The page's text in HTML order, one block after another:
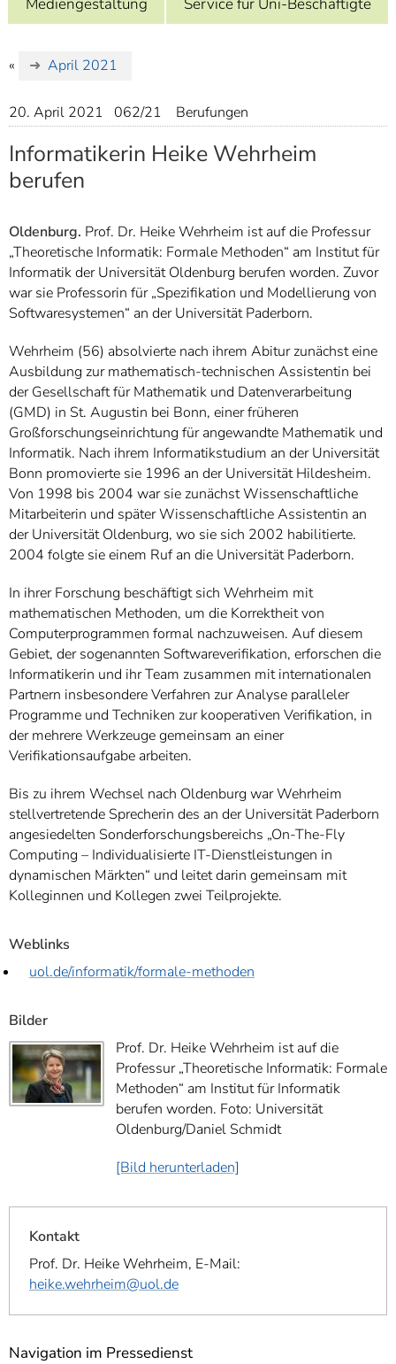
7]
Informationen zur
« April 2021
20. April 2021 062/21 Berufungen
Informatikerin Heike Wehrheim
berufen
Oldenburg. Prof. Dr. Heike Wehrheim ist auf die Professur
„Theoretische Informatik: Formale Methoden“ am Institut für
Informatik der Universität Oldenburg berufen worden. Zuvor
war sie Professorin für „Spezifikation und Modellierung von
Softwaresystemen“ an der Universität Paderborn.
Wehrheim (56) absolvierte nach ihrem Abitur zunächst eine
Ausbildung zur mathematisch-technischen Assistentin bei
der Gesellschaft für Mathematik und Datenverarbeitung
(GMD) in St. Augustin bei Bonn, einer früheren
Großforschungseinrichtung für angewandte Mathematik und
Informatik. Nach ihrem Informatikstudium an der Universität
Bonn promovierte sie 1996 an der Universität Hildesheim.
Von 1998 bis 2004 war sie zunächst Wissenschaftliche
Mitarbeiterin und später Wissenschaftliche Assistentin an
der Universität Oldenburg, wo sie sich 2002 habilitierte.
2004 folgte sie einem Ruf an die Universität Paderborn.
In ihrer Forschung beschäftigt sich Wehrheim mit
mathematischen Methoden, um die Korrektheit von
Computerprogrammen formal nachzuweisen. Auf diesem
Gebiet, der sogenannten Softwareverifikation, erforschen die
Informatikerin und ihr Team zusammen mit internationalen
Partnern insbesondere Verfahren zur Analyse paralleler
Programme und Techniken zur kooperativen Verifikation, in
der mehrere Werkzeuge gemeinsam an einer
Verifikationsaufgabe arbeiten.
Bis zu ihrem Wechsel nach Oldenburg war Wehrheim
stellvertretende Sprecherin des an der Universität Paderborn
angesiedelten Sonderforschungsbereichs „On-The-Fly
Computing – Individualisierte IT-Dienstleistungen in
dynamischen Märkten“ und leitet darin gemeinsam mit
Kolleginnen und Kollegen zwei Teilprojekte.
Weblinks
uol.de/informatik/formale-methoden
Bilder
Prof. Dr. Heike Wehrheim ist auf die
Professur „Theoretische Informatik: Formale
Methoden“ am Institut für Informatik
berufen worden. Foto: Universität
Oldenburg/Daniel Schmidt
[Bild herunterladen]
Kontakt
Prof. Dr. Heike Wehrheim, E-Mail:
heike.wehrheim@uol.de
Navigation im Pressedienst